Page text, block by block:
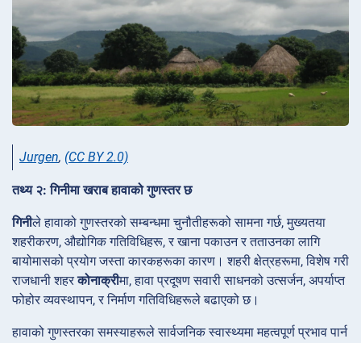
Jurgen, (CC BY 2.0)
तथ्य २: गिनीमा खराब हावाको गुणस्तर छ
गिनीले हावाको गुणस्तरको सम्बन्धमा चुनौतीहरूको सामना गर्छ, मुख्यतया
शहरीकरण, औद्योगिक गतिविधिहरू, र खाना पकाउन र तताउनका लागि
बायोमासको प्रयोग जस्ता कारकहरूका कारण। शहरी क्षेत्रहरूमा, विशेष गरी
राजधानी शहरकोनाक्रीमा, हावा प्रदूषण सवारी साधनको उत्सर्जन, अपर्याप्त
फोहोर व्यवस्थापन, र निर्माण गतिविधिहरूले बढाएको छ।
हावाको गुणस्तरका समस्याहरूले सार्वजनिक स्वास्थ्यमा महत्वपूर्ण प्रभाव पार्न